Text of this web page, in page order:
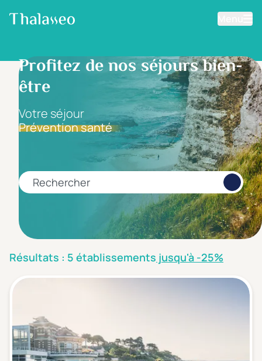
Aller au contenu principal
Profitez de nos séjours bien-
être
Votre séjour
Prévention santé
Rechercher
Filtrer les résultats
Fourchette de prix
Prix par personne
Maximum
5 étoiles *****
(0)
D'après notre partenaire Avis-Vérifiés
Parfait: 4.5+
Excellent: 4+
Résultats : 5 établissements jusqu'à -25%